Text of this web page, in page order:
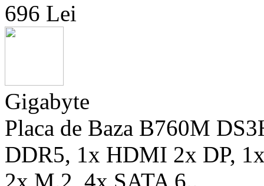
696 Lei
Gigabyte
Placa de Baza B760M
DDR5, 1x HDMI 2x DP,